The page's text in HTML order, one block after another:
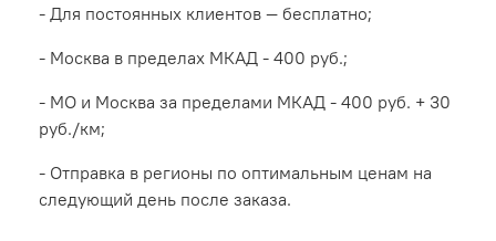
- Для постоянных клиентов — бесплатно;
- Москва в пределах МКАД - 400 руб.;
- МО и Москва за пределами МКАД - 400 руб. + 30
руб./км;
- Отправка в регионы по оптимальным ценам на
следующий день после заказа.